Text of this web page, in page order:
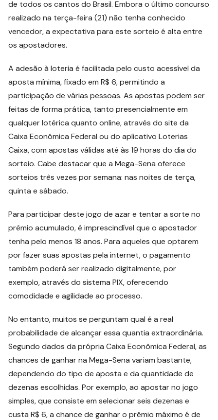
de todos os cantos do Brasil. Embora o último concurso
realizado na terça-feira (21) não tenha conhecido
vencedor, a expectativa para este sorteio é alta entre
os apostadores.
A adesão à loteria é facilitada pelo custo acessível da
aposta mínima, fixado em R$ 6, permitindo a
participação de várias pessoas. As apostas podem ser
feitas de forma prática, tanto presencialmente em
qualquer lotérica quanto online, através do site da
Caixa Econômica Federal ou do aplicativo Loterias
Caixa, com apostas válidas até às 19 horas do dia do
sorteio. Cabe destacar que a Mega-Sena oferece
sorteios três vezes por semana: nas noites de terça,
quinta e sábado.
Para participar deste jogo de azar e tentar a sorte no
prêmio acumulado, é imprescindível que o apostador
tenha pelo menos 18 anos. Para aqueles que optarem
por fazer suas apostas pela internet, o pagamento
também poderá ser realizado digitalmente, por
exemplo, através do sistema PIX, oferecendo
comodidade e agilidade ao processo.
No entanto, muitos se perguntam qual é a real
probabilidade de alcançar essa quantia extraordinária.
Segundo dados da própria Caixa Econômica Federal, as
chances de ganhar na Mega-Sena variam bastante,
dependendo do tipo de aposta e da quantidade de
dezenas escolhidas. Por exemplo, ao apostar no jogo
simples, que consiste em selecionar seis dezenas e
custa R$ 6, a chance de ganhar o prêmio máximo é de